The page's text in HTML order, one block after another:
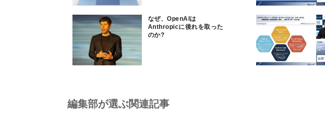
なぜ、OpenAIは
Anthropicに後れを取った
のか?
編集部が選ぶ関連記事